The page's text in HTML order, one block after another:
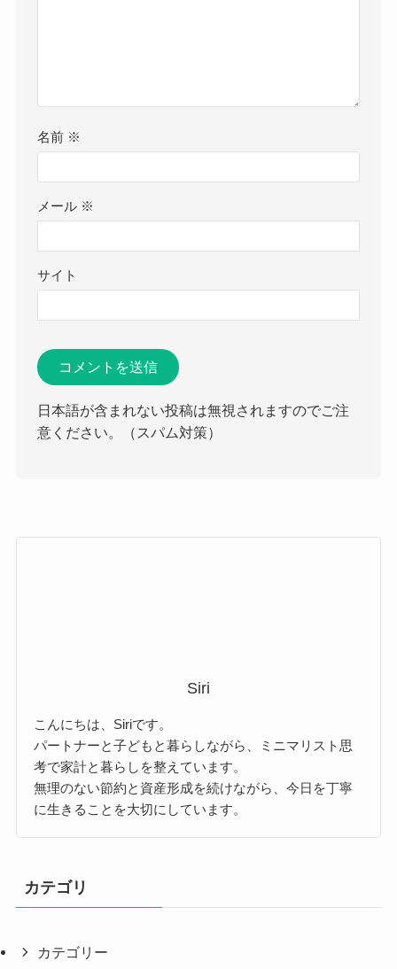
名前 ※
メール ※
サイト
日本語が含まれない投稿は無視されますのでご注
意ください。（スパム対策）
Siri
こんにちは、Siriです。
パートナーと子どもと暮らしながら、ミニマリスト思
考で家計と暮らしを整えています。
無理のない節約と資産形成を続けながら、今日を丁寧
に生きることを大切にしています。
カテゴリ
カテゴリー